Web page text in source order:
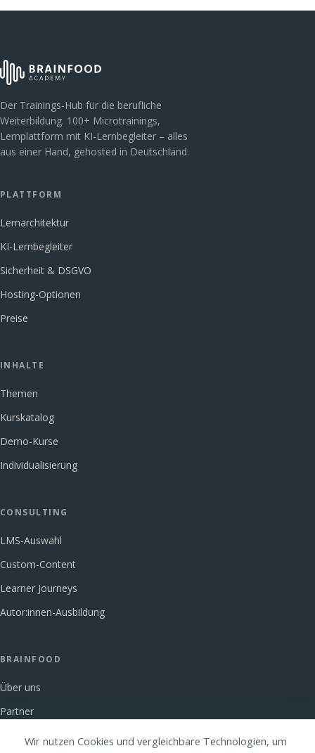
Der Trainings-Hub für die berufliche
Weiterbildung. 100+ Microtrainings,
Lernplattform mit KI-Lernbegleiter – alles
aus einer Hand, gehosted in Deutschland.
PLATTFORM
Lernarchitektur
KI-Lernbegleiter
Sicherheit & DSGVO
Hosting-Optionen
Preise
INHALTE
Themen
Kurskatalog
Demo-Kurse
Individualisierung
CONSULTING
LMS-Auswahl
Custom-Content
Learner Journeys
Autor:innen-Ausbildung
BRAINFOOD
Über uns
Partner
GlossarWir nutzen Cookies und vergleichbare Technologien, um